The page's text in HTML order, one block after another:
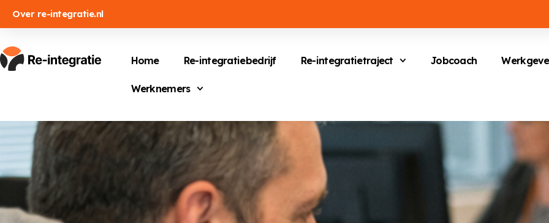
Over re-integratie.nl
Home Re-integratiebedrijf Re-integratietraject Jobcoach
Werknemers